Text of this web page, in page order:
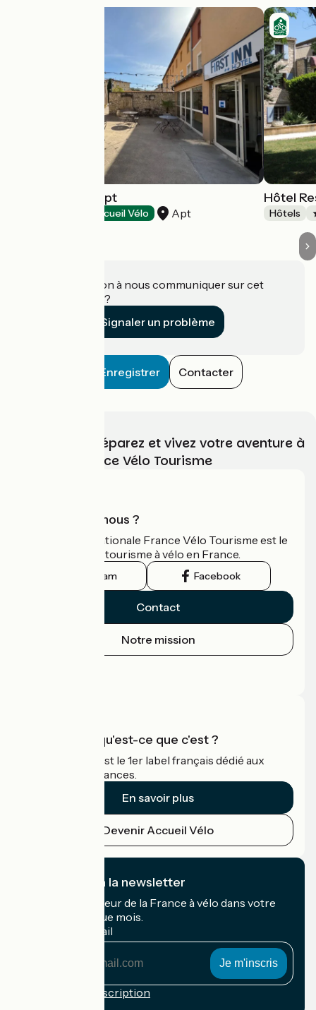
Hotel First Inn Apt
Accueil Vélo Apt
Hôtel
Hôtels
Une information à nous communiquer sur cet
établissement ?
Signaler un problème
Enregistrer Contacter
Choisissez, préparez et vivez votre aventure à
vélo avec France Vélo Tourisme
Qui sommes-nous ?
L'association nationale France Vélo Tourisme est le
guide officiel du tourisme à vélo en France.
Instagram Facebook
Contact
Notre mission
Accueil Vélo qu'est-ce que c'est ?
Accueil Vélo c'est le 1er label français dédié aux
cyclistes en vacances.
En savoir plus
Devenir Accueil Vélo
Je m'abonne à la newsletter
Recevez le meilleur de la France à vélo dans votre
boîte mail chaque mois.
Mon adresse mail
Conditions d'inscription